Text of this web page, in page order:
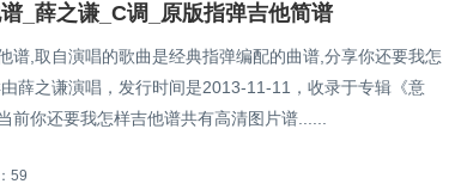
_薛之谦_C调_原版指弹吉他简谱
谱,取自演唱的歌曲是经典指弹编配的曲谱,分享你还要我怎
薛之谦演唱，发行时间是2013-11-11，收录于专辑《意
前你还要我怎样吉他谱共有高清图片谱......
59